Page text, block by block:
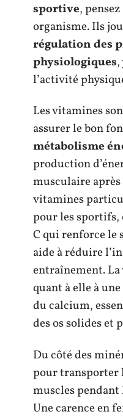
sportive,
organisme. Ils
régulation des
physiologiques
l’activité
Les vitamines
assurer le bon
métabolisme
production
musculaire
vitamines
pour les
C qui renforce le
aide à réduire
entraînement.
quant à elle à
du calcium,
des os solides et
Du côté des
pour transporter
muscles pendant
Une carence en